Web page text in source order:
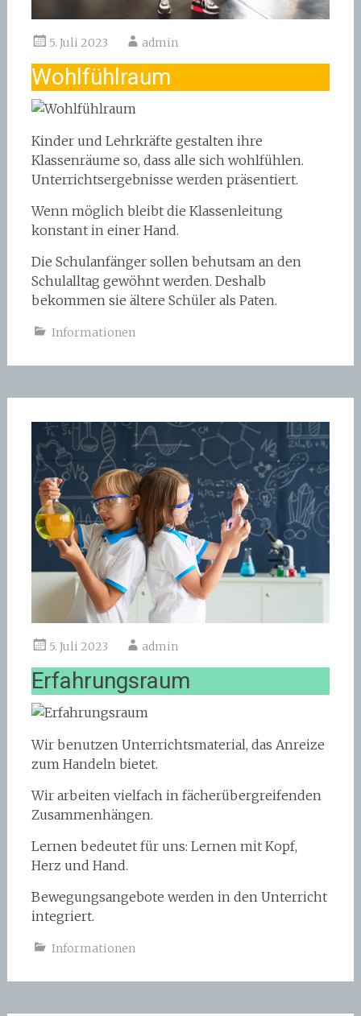
5. Juli 2023 admin
Wohlfühlraum
Kinder und Lehrkräfte gestalten ihre
Klassenräume so, dass alle sich wohlfühlen.
Unterrichtsergebnisse werden präsentiert.
Wenn möglich bleibt die Klassenleitung
konstant in einer Hand.
Die Schulanfänger sollen behutsam an den
Schulalltag gewöhnt werden. Deshalb
bekommen sie ältere Schüler als Paten.
Informationen
5. Juli 2023 admin
Erfahrungsraum
Wir benutzen Unterrichtsmaterial, das Anreize
zum Handeln bietet.
Wir arbeiten vielfach in fächerübergreifenden
Zusammenhängen.
Lernen bedeutet für uns: Lernen mit Kopf,
Herz und Hand.
Bewegungsangebote werden in den Unterricht
integriert.
Informationen